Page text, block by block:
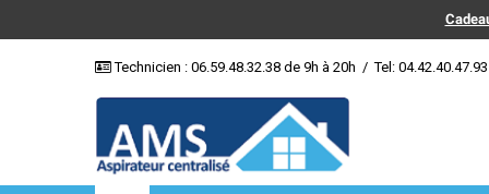
Technicien : 06.59.48.32.38 de 9h à 20h / Tel: 04.42.40.47.93